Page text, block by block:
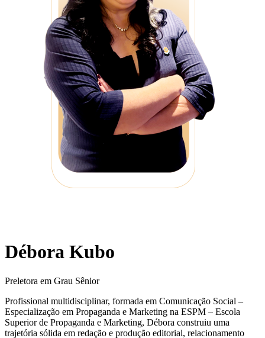
Débora Kubo
Preletora em Grau Sênior
Profissional multidisciplinar, formada em Comunicação Social –
Especialização em Propaganda e Marketing na ESPM – Escola
Superior de Propaganda e Marketing, Débora construiu uma
trajetória sólida em redação e produção editorial, relacionamento